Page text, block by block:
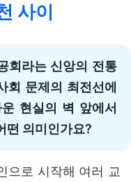
사이
회라는 신앙의 전통
회 문제의 최전선에
현실의 벽 앞에서
떤 의미인가요?
으로 시작해 여러 교